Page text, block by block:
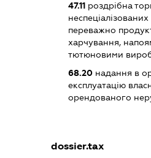
47.11роздрібна
переважно
харчування,
тютюновими
68.20надання в
експлуатацію
орендованого
dossier.tax